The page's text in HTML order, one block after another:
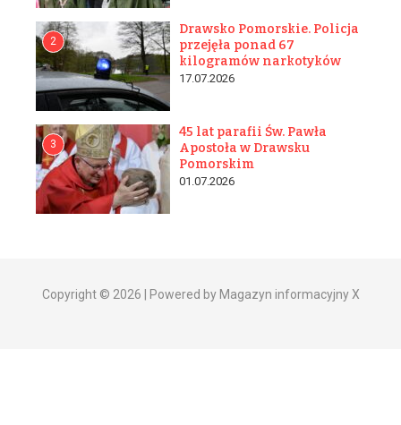
2
Drawsko Pomorskie. Policja
przejęła ponad 67
kilogramów narkotyków
17.07.2026
3
45 lat parafii Św. Pawła
Apostoła w Drawsku
Pomorskim
01.07.2026
Copyright © 2026 | Powered by Magazyn informacyjny X